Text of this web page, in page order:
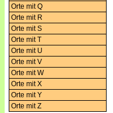
Orte mit Q
Orte mit R
Orte mit S
Orte mit T
Orte mit U
Orte mit V
Orte mit W
Orte mit X
Orte mit Y
Orte mit Z